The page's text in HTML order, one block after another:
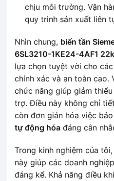
chịu môi trường. Vận
quy trình sản xuất liên
Nhìn chung, biến tần
6SL3210-1KE24-4AF1
lựa chọn tuyệt vời cho
chính xác và an toàn cao.
chức năng giúp giảm
trợ. Điều này không chỉ
còn đơn giản hóa việc
tự động hóa đáng cân
Trong kinh nghiệm của
này giúp các doanh
đáng kể. Khả năng điều